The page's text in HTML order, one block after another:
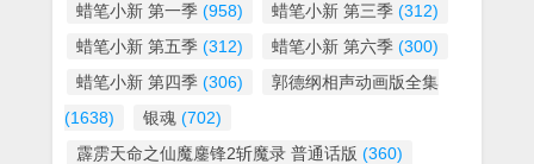
蜡笔小新 第一季 (958) 蜡笔小新 第三季 (312)
蜡笔小新 第五季 (312) 蜡笔小新 第六季 (300)
蜡笔小新 第四季 (306)
郭德纲相声动画版全集
(1638)
银魂 (702)
霹雳天命之仙魔鏖锋2斩魔录 普通话版 (360)